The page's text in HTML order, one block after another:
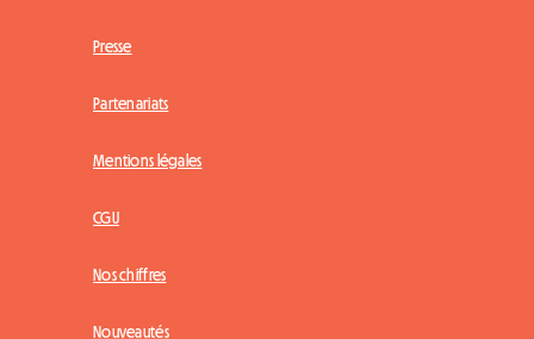
Presse
Partenariats
Mentions légales
CGU
Nos chiffres
Nouveautés